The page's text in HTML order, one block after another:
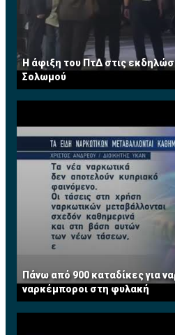
Η άφιξη του ΠτΔ στις
Σολωμού
Πάνω από 900 καταδίκες για
ναρκέμποροι στη φυλακή